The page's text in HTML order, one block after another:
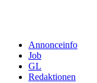
Annonceinfo
Job
GL
Redaktionen